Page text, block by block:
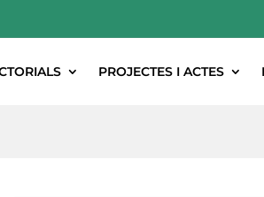
PROJECTES I ACTES